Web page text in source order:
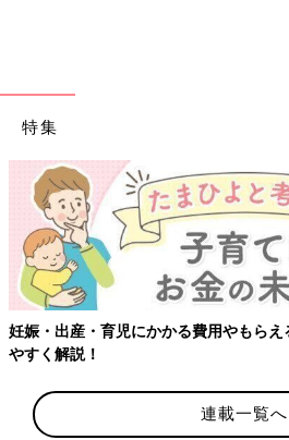
特集
【ワクチン接種できるものも】妊婦の
連載一覧へ